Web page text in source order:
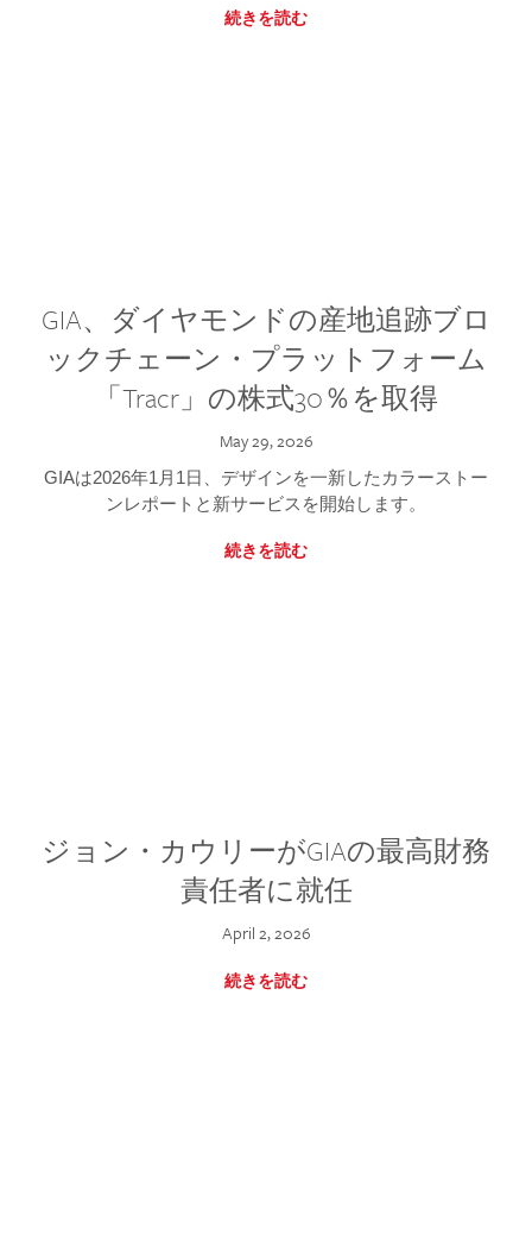
続きを読む
GIA、ダイヤモンドの産地追跡ブロ
ックチェーン・プラットフォーム
「Tracr」の株式30％を取得
May 29, 2026
GIAは2026年1月1日、デザインを一新したカラーストー
ンレポートと新サービスを開始します。
続きを読む
ジョン・カウリーがGIAの最高財務
責任者に就任
April 2, 2026
続きを読む